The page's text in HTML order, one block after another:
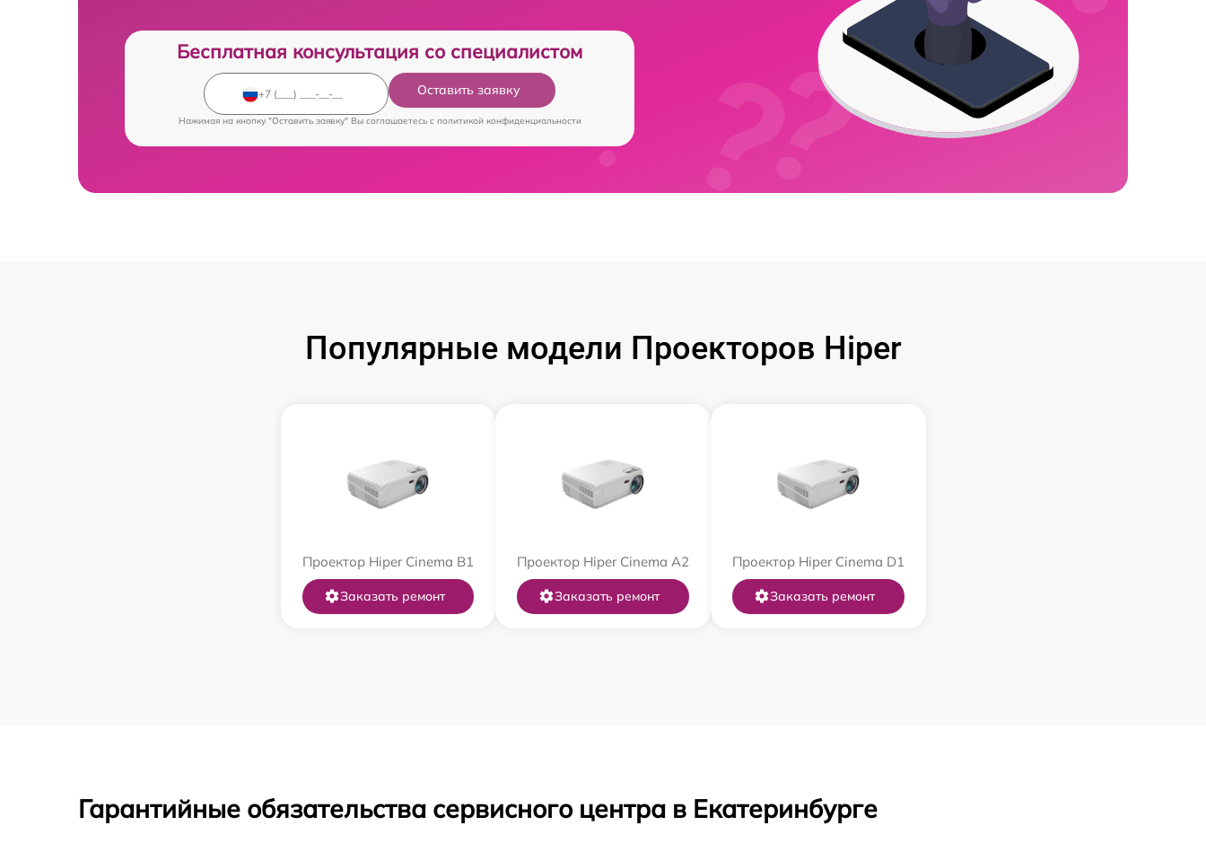
Бесплатная консультация со специалистом
Оставить заявку
Нажимая на кнопку "Оставить заявку" Вы соглашаетесь c политикой конфиденциальности
Популярные модели Проекторов Hiper
Проектор Hiper Cinema B1
Заказать ремонт
Проектор Hiper Cinema A2
Заказать ремонт
Проектор Hiper Cinema D1
Заказать ремонт
Гарантийные обязательства сервисного центра в Екатеринбурге